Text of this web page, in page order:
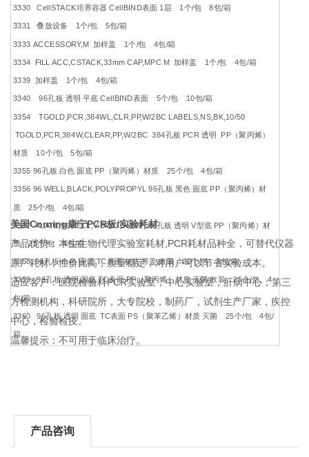
3330 CellSTACK培养容器 CellBIND表面 1层 1个/包 8包/箱
3331 叠放设备 1个/包 5包/箱
3333 ACCESSORY,M 加样盖 1个/包 4包/箱
3334 FILL ACC,CSTACK,33mm CAP,MPC M 加样盖 1个/包 4包/箱
3339 加样盖 1个/包 4包/箱
3340 96孔板 透明 平底 CellBIND表面 5个/包 10包/箱
3354 TGOLD,PCR,384WL,CLR,PP,W/2BC LABELS,NS,BK,10/50
TGOLD,PCR,384W,CLEAR,PP,W/2BC 384孔板 PCR 透明 PP（聚丙烯）
材质 10个/包 5包/箱
3355 96孔板 白色 圆底 PP（聚丙烯）材质 25个/包 4包/箱
3356 96 WELL,BLACK,POLYPROPYL 96孔板 黑色 圆底 PP（聚丙烯）材
质 25个/包 4包/箱
3357 PLATE,96WELL,V-BOTTOM,PP, 96孔板 透明 V型底 PP（聚丙烯）材
质 25个/包 4包/箱
3358 96孔板 白色 圆底 TC表面 材质 带盖 散装 20个/包 5包/箱
3359 96孔板 透明 圆底 TC表面 PP（聚丙烯）材质 灭菌 散装 25个/包 4
包/箱
3360 96孔板 透明 圆底 TC表面 PS（聚苯乙烯）材质 灭菌 25个/包 4包/
箱
美国Corning康宁PCR板/实验耗材
产品优势：本生生物代理实验室耗材,PCR耗材品种全，可替代仪器
原厂耗材，性价比高，质量稳定，对用户可以节省实验成本。
适应客户：医院检验科PCR实验室，中心实验室，肝病中心；第三
方检测机构，科研院所，大专院校，制药厂，试剂生产厂家，疾控
中心，检验检疫。
温馨提示：不可用于临床治疗。
产品咨询